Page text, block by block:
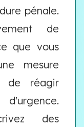
pénale.
de
que vous
mesure
de réagir
des